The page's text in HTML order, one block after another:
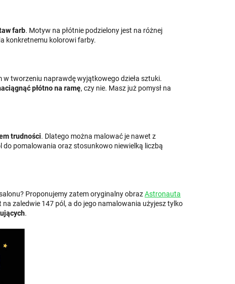
farb. Motyw na płótnie podzielony jest na różnej
konkretnemu kolorowi farby.
tworzeniu naprawdę wyjątkowego dzieła sztuki.
płótno na ramę, czy nie. Masz już pomysł na
trudności. Dlatego można malować je nawet z
do pomalowania oraz stosunkowo niewielką liczbą
Proponujemy zatem oryginalny obrazAstronauta
zaledwie 147 pól, a do jego namalowania użyjesz tylko
.